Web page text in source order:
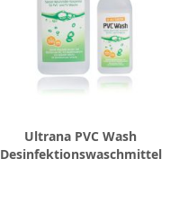
Ultrana PVC Wash
Desinfektionswaschmittel